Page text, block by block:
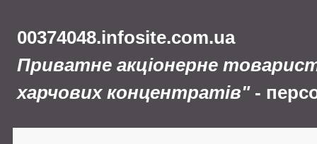
00374048.infosite.com.ua
Приватне акціонерне
харчових концентратів"-